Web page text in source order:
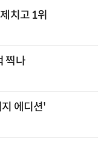
치고 1위
찍나
에디션'